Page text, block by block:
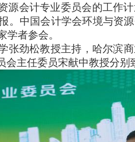
源会计专业委员会的工作
。中国会计学会环境与资
学者参会。
张劲松教授主持，哈尔滨
主任委员宋献中教授分别